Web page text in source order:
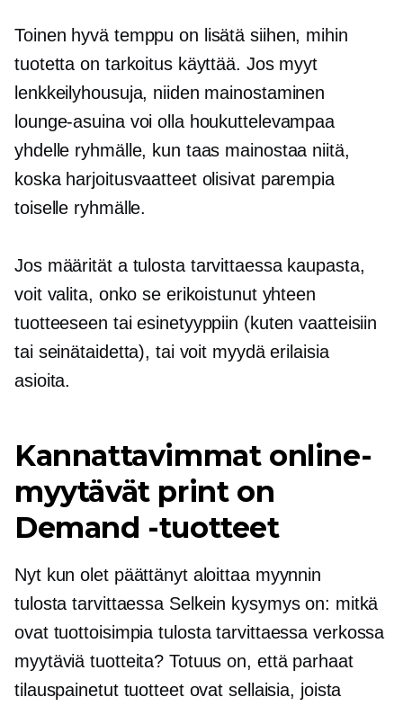
Toinen hyvä temppu on lisätä siihen, mihin
tuotetta on tarkoitus käyttää. Jos myyt
lenkkeilyhousuja, niiden mainostaminen
lounge-asuina voi olla houkuttelevampaa
yhdelle ryhmälle, kun taas mainostaa niitä,
koska harjoitusvaatteet olisivat parempia
toiselle ryhmälle.
Jos määrität a tulosta tarvittaessakaupasta,
voit valita, onko se erikoistunut yhteen
tuotteeseen tai esinetyyppiin (kuten vaatteisiin
tai seinätaidetta), tai voit myydä erilaisia ​​​​
asioita.
Kannattavimmat online-
myytävät print on
Demand -tuotteet
Nyt kun olet päättänyt aloittaa myynnin
tulosta tarvittaessa Selkein kysymys on: mitkä
ovat tuottoisimpiatulosta tarvittaessa verkossa
myytäviä tuotteita? Totuus on, että parhaat
tilauspainetut tuotteet ovat sellaisia, joista